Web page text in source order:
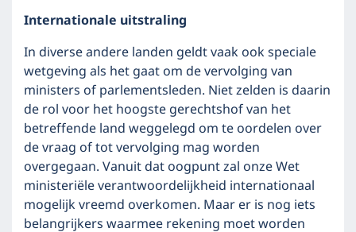
Internationale uitstraling
In diverse andere landen geldt vaak ook speciale
wetgeving als het gaat om de vervolging van
ministers of parlementsleden. Niet zelden is daarin
de rol voor het hoogste gerechtshof van het
betreffende land weggelegd om te oordelen over
de vraag of tot vervolging mag worden
overgegaan. Vanuit dat oogpunt zal onze Wet
ministeriële verantwoordelijkheid internationaal
mogelijk vreemd overkomen. Maar er is nog iets
belangrijkers waarmee rekening moet worden